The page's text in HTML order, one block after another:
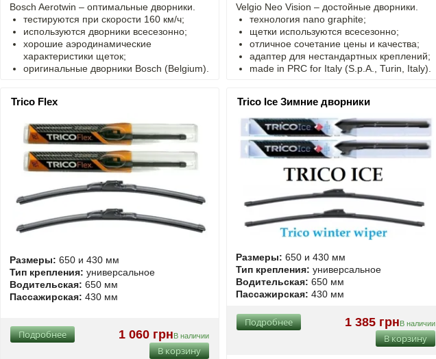
Bosch Aerotwin – оптимальные дворники.
тестируются при скорости 160 км/ч;
используются дворники всесезонно;
хорошие аэродинамические
характеристики щеток;
оригинальные дворники Bosch (Belgium).
Velgio Neo Vision – достойные дворники.
технология nano graphite;
щетки используются всесезонно;
отличное сочетание цены и качества;
адаптер для нестандартных креплений;
made in PRC for Italy (S.p.A., Turin, Italy).
Trico Flex
Размеры: 650 и 430 мм
Тип крепления: универсальное
Водительская: 650 мм
Пассажирская: 430 мм
1 060 грнВ наличии
Подробнее
В корзину
Trico Ice Зимние дворники
Размеры: 650 и 430 мм
Тип крепления: универсальное
Водительская: 650 мм
Пассажирская: 430 мм
1 385 грнВ наличии
Подробнее
В корзину